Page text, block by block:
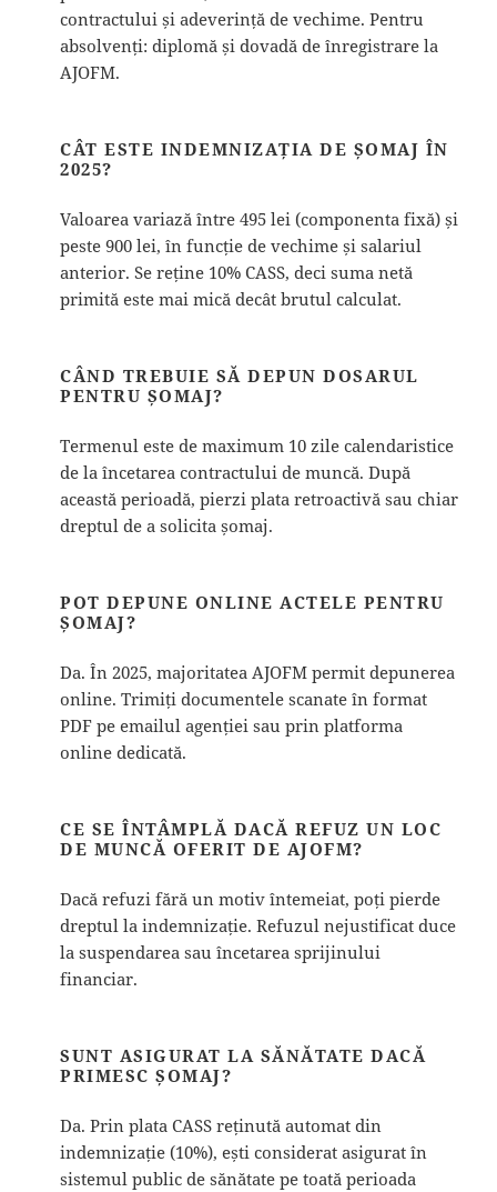
contractului și adeverință de vechime. Pentru
absolvenți: diplomă și dovadă de înregistrare la
AJOFM.
CÂT ESTE INDEMNIZAȚIA DE ȘOMAJ ÎN
2025?
Valoarea variază între 495 lei (componenta fixă) și
peste 900 lei, în funcție de vechime și salariul
anterior. Se reține 10% CASS, deci suma netă
primită este mai mică decât brutul calculat.
CÂND TREBUIE SĂ DEPUN DOSARUL
PENTRU ȘOMAJ?
Termenul este de maximum 10 zile calendaristice
de la încetarea contractului de muncă. După
această perioadă, pierzi plata retroactivă sau chiar
dreptul de a solicita șomaj.
POT DEPUNE ONLINE ACTELE PENTRU
ȘOMAJ?
Da. În 2025, majoritatea AJOFM permit depunerea
online. Trimiți documentele scanate în format
PDF pe emailul agenției sau prin platforma
online dedicată.
CE SE ÎNTÂMPLĂ DACĂ REFUZ UN LOC
DE MUNCĂ OFERIT DE AJOFM?
Dacă refuzi fără un motiv întemeiat, poți pierde
dreptul la indemnizație. Refuzul nejustificat duce
la suspendarea sau încetarea sprijinului
financiar.
SUNT ASIGURAT LA SĂNĂTATE DACĂ
PRIMESC ȘOMAJ?
Da. Prin plata CASS reținută automat din
indemnizație (10%), ești considerat asigurat în
sistemul public de sănătate pe toată perioada